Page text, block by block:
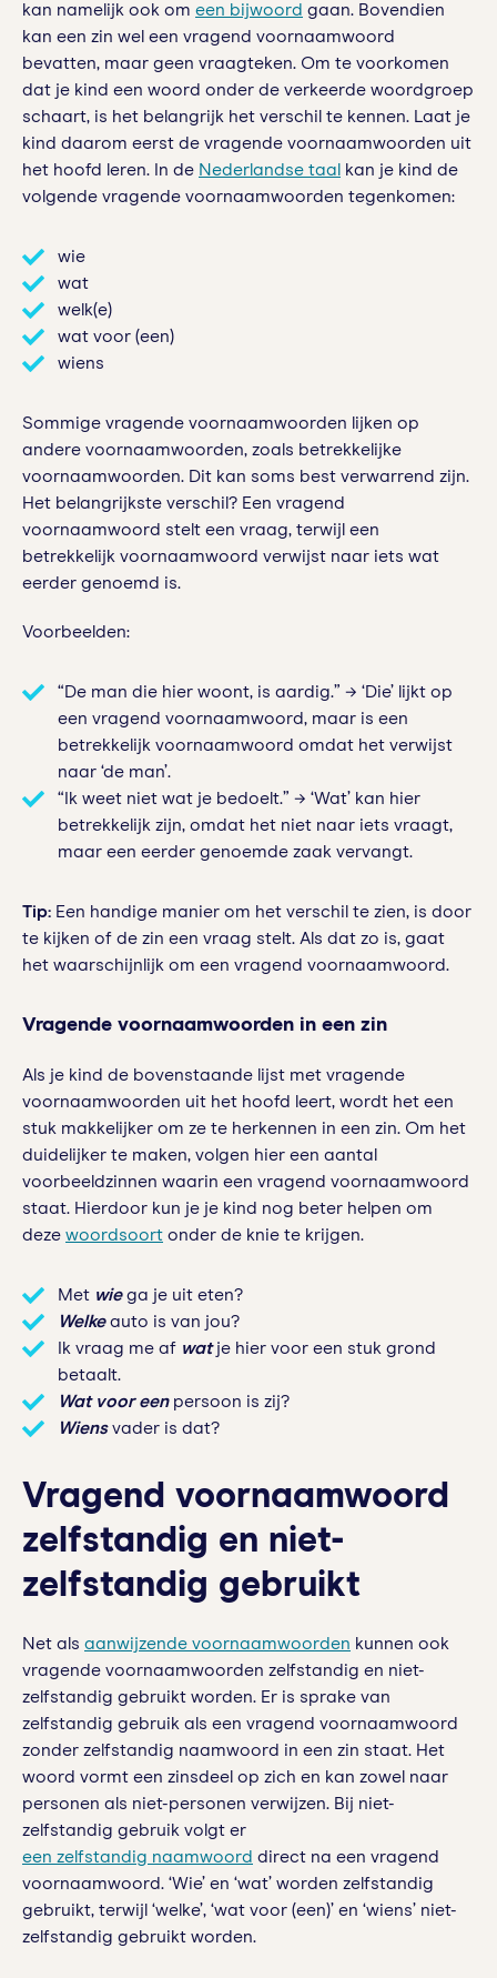
kan namelijk ook om een bijwoord gaan. Bovendien
kan een zin wel een vragend voornaamwoord
bevatten, maar geen vraagteken. Om te voorkomen
dat je kind een woord onder de verkeerde woordgroep
schaart, is het belangrijk het verschil te kennen. Laat je
kind daarom eerst de vragende voornaamwoorden uit
het hoofd leren. In de Nederlandse taal
kan je kind de
volgende vragende voornaamwoorden tegenkomen:
wie
wat
welk(e)
wat voor (een)
wiens
Sommige vragende voornaamwoorden lijken op
andere voornaamwoorden, zoals betrekkelijke
voornaamwoorden. Dit kan soms best verwarrend zijn.
Het belangrijkste verschil? Een vragend
voornaamwoord stelt een vraag, terwijl een
betrekkelijk voornaamwoord verwijst naar iets wat
eerder genoemd is.
Voorbeelden:
“De man die hier woont, is aardig.” → ‘Die’ lijkt op
een vragend voornaamwoord, maar is een
betrekkelijk voornaamwoord omdat het verwijst
naar ‘de man’.
“Ik weet niet wat je bedoelt.” → ‘Wat’ kan hier
betrekkelijk zijn, omdat het niet naar iets vraagt,
maar een eerder genoemde zaak vervangt.
Tip: Een handige manier om het verschil te zien, is door
te kijken of de zin een vraag stelt. Als dat zo is, gaat
het waarschijnlijk om een vragend voornaamwoord.
Vragende voornaamwoorden in een zin
Als je kind de bovenstaande lijst met vragende
voornaamwoorden uit het hoofd leert, wordt het een
stuk makkelijker om ze te herkennen in een zin. Om het
duidelijker te maken, volgen hier een aantal
voorbeeldzinnen waarin een vragend voornaamwoord
staat. Hierdoor kun je je kind nog beter helpen om
deze woordsoort onder de knie te krijgen.
Met wiega je uit eten?
Welkeauto is van jou?
Ik vraag me af watje hier voor een stuk grond
betaalt.
Wat voor eenpersoon is zij?
Wiensvader is dat?
Vragend voornaamwoord
zelfstandig en niet-
zelfstandig gebruikt
Net als aanwijzende voornaamwoorden kunnen ook
vragende voornaamwoorden zelfstandig en niet-
zelfstandig gebruikt worden. Er is sprake van
zelfstandig gebruik als een vragend voornaamwoord
zonder zelfstandig naamwoord in een zin staat. Het
woord vormt een zinsdeel op zich en kan zowel naar
personen als niet-personen verwijzen. Bij niet-
zelfstandig gebruik volgt er
een zelfstandig naamwoord direct na een vragend
voornaamwoord. ‘Wie’ en ‘wat’ worden zelfstandig
gebruikt, terwijl ‘welke’, ‘wat voor (een)’ en ‘wiens’ niet-
zelfstandig gebruikt worden.